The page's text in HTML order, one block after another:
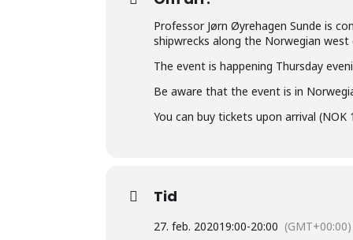
Professor Jørn Øyrehagen Sunde is
shipwrecks along the Norwegian west
The event is happening Thursday
Be aware that the event is in
You can buy tickets upon arrival (NOK
Tid
27. feb. 202019:00-20:00 (GMT+00:00)